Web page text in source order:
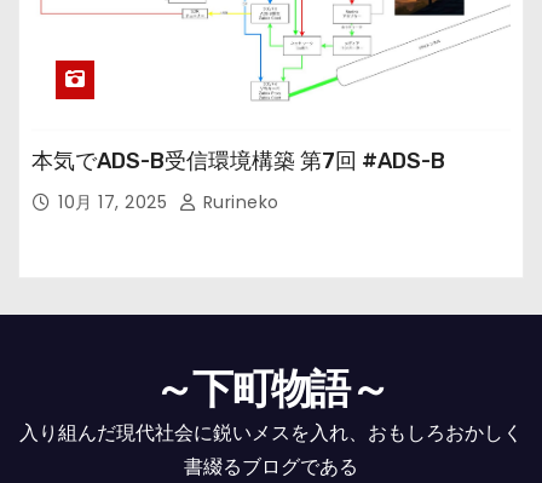
本気でADS-B受信環境構築 第7回 #ADS-B
10月 17, 2025 Rurineko
～下町物語～
入り組んだ現代社会に鋭いメスを入れ、おもしろおかしく
書綴るブログである